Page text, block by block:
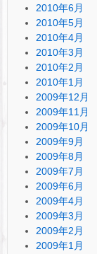
2010年6月
2010年5月
2010年4月
2010年3月
2010年2月
2010年1月
2009年12月
2009年11月
2009年10月
2009年9月
2009年8月
2009年7月
2009年6月
2009年4月
2009年3月
2009年2月
2009年1月